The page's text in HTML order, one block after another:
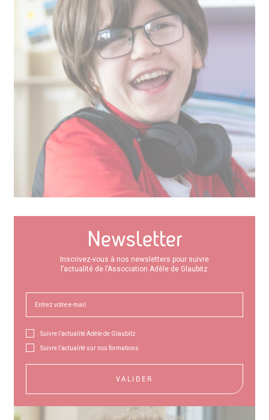
Newsletter
Inscrivez-vous à nos newsletters pour suivre
l’actualité de l’Association Adèle de Glaubitz
Suivre l’actualité Adèle de Glaubitz
Suivre l’actualité sur nos formations
VALIDER